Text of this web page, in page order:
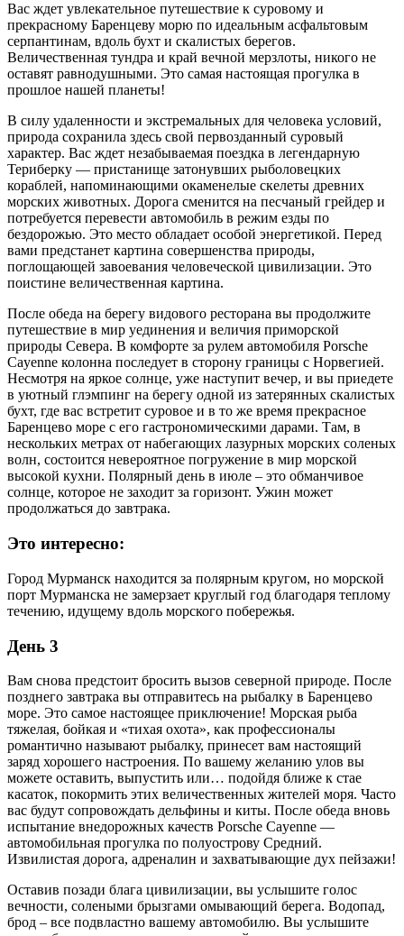
Вас ждет увлекательное путешествие к суровому и
прекрасному Баренцеву морю по идеальным асфальтовым
серпантинам, вдоль бухт и скалистых берегов.
Величественная тундра и край вечной мерзлоты, никого не
оставят равнодушными. Это самая настоящая прогулка в
прошлое нашей планеты!
В силу удаленности и экстремальных для человека условий,
природа сохранила здесь свой первозданный суровый
характер. Вас ждет незабываемая поездка в легендарную
Териберку — пристанище затонувших рыболовецких
кораблей, напоминающими окаменелые скелеты древних
морских животных. Дорога сменится на песчаный грейдер и
потребуется перевести автомобиль в режим езды по
бездорожью. Это место обладает особой энергетикой. Перед
вами предстанет картина совершенства природы,
поглощающей завоевания человеческой цивилизации. Это
поистине величественная картина.
После обеда на берегу видового ресторана вы продолжите
путешествие в мир уединения и величия приморской
природы Севера. В комфорте за рулем автомобиля Porsche
Cayenne колонна последует в сторону границы с Норвегией.
Несмотря на яркое солнце, уже наступит вечер, и вы приедете
в уютный глэмпинг на берегу одной из затерянных скалистых
бухт, где вас встретит суровое и в то же время прекрасное
Баренцево море с его гастрономическими дарами. Там, в
нескольких метрах от набегающих лазурных морских соленых
волн, состоится невероятное погружение в мир морской
высокой кухни. Полярный день в июле – это обманчивое
солнце, которое не заходит за горизонт. Ужин может
продолжаться до завтрака.
Это интересно:
Город Мурманск находится за полярным кругом, но морской
порт Мурманска не замерзает круглый год благодаря теплому
течению, идущему вдоль морского побережья.
День 3
Вам снова предстоит бросить вызов северной природе. После
позднего завтрака вы отправитесь на рыбалку в Баренцево
море. Это самое настоящее приключение! Морская рыба
тяжелая, бойкая и «тихая охота», как профессионалы
романтично называют рыбалку, принесет вам настоящий
заряд хорошего настроения. По вашему желанию улов вы
можете оставить, выпустить или… подойдя ближе к стае
касаток, покормить этих величественных жителей моря. Часто
вас будут сопровождать дельфины и киты. После обеда вновь
испытание внедорожных качеств Porsche Cayenne —
автомобильная прогулка по полуострову Средний.
Извилистая дорога, адреналин и захватывающие дух пейзажи!
Оставив позади блага цивилизации, вы услышите голос
вечности, солеными брызгами омывающий берега. Водопад,
брод – все подвластно вашему автомобилю. Вы услышите